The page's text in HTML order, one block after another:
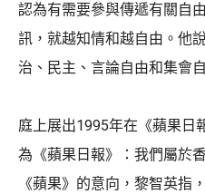
認為有需要參與傳遞有關自
訊，就越知情和越自由。他
治、民主、言論自由和集會
庭上展出1995年在《蘋果日
為《蘋果日報》：我們屬於
《蘋果》的意向，黎智英指